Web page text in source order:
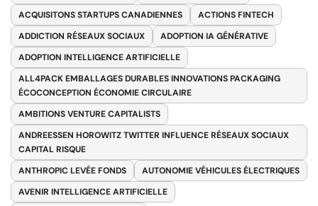
ACQUISITONS STARTUPS CANADIENNES
ACTIONS FINTECH
ADDICTION RÉSEAUX SOCIAUX
ADOPTION IA GÉNÉRATIVE
ADOPTION INTELLIGENCE ARTIFICIELLE
ALL4PACK EMBALLAGES DURABLES INNOVATIONS PACKAGING
ÉCOCONCEPTION ÉCONOMIE CIRCULAIRE
AMBITIONS VENTURE CAPITALISTS
ANDREESSEN HOROWITZ TWITTER INFLUENCE RÉSEAUX SOCIAUX
CAPITAL RISQUE
ANTHROPIC LEVÉE FONDS
AUTONOMIE VÉHICULES ÉLECTRIQUES
AVENIR INTELLIGENCE ARTIFICIELLE